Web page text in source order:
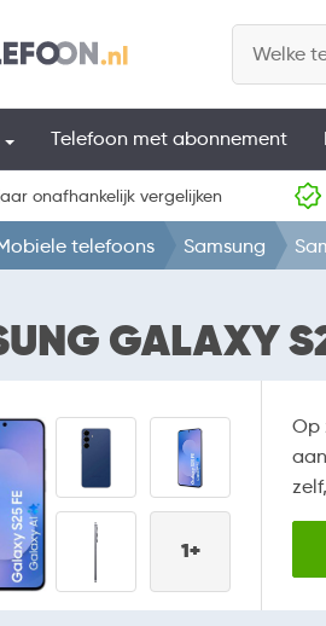
Telefoon met abonnement
onafhankelijk vergelijken
telefoons Samsung
GALAXY
1+
Op